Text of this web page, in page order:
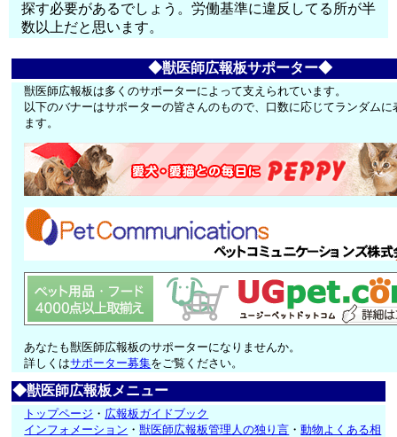
探す必要があるでしょう。労働基準に違反してる所が半
数以上だと思います。
◆獣医師広報板サポーター◆
獣医師広報板は多くのサポーターによって支えられています。
以下のバナーはサポーターの皆さんのもので、口数に応じてランダムに
ます。
あなたも獣医師広報板のサポーターになりませんか。
詳しくはサポーター募集をご覧ください。
◆獣医師広報板メニュー
トップページ ・ 広報板ガイドブック
インフォメーション ・獣医師広報板管理人の独り言 ・動物よくある相